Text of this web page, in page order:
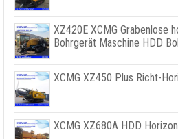
XZ420E XCMG Grabenlose
Bohrgerät Maschine HDD
XCMG XZ450 Plus Richt-
XCMG XZ680A HDD